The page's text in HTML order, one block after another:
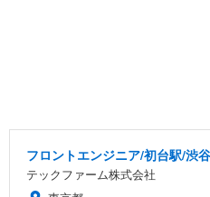
フロントエンジニア/初台駅/渋
テックファーム株式会社